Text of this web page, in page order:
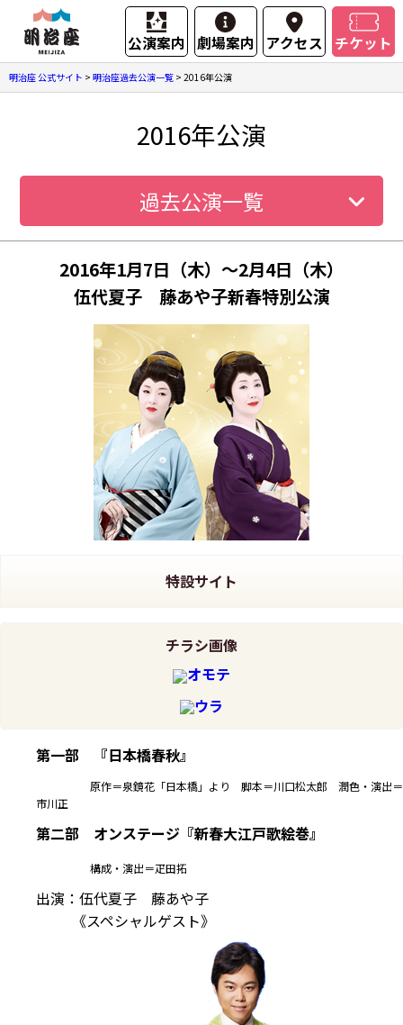
公演案内 劇場案内 アクセス チケット
明治座 公式サイト > 明治座過去公演一覧 > 2016年公演
2016年公演
過去公演一覧
2016年1月7日（木）～2月4日（木）
伍代夏子 藤あや子新春特別公演
特設サイト
チラシ画像
オモテ
ウラ
第一部 『日本橋春秋』
原作＝泉鏡花「日本橋」より 脚本＝川口松太郎 潤色・演出＝
市川正
第二部 オンステージ『新春大江戸歌絵巻』
構成・演出＝疋田拓
出演：伍代夏子 藤あや子
《スペシャルゲスト》